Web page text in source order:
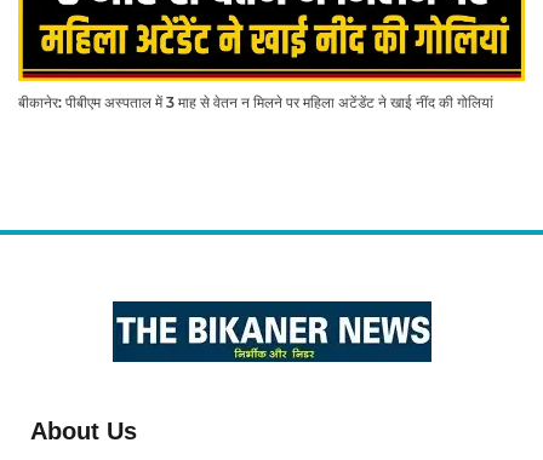
बीकानेर: पीबीएम अस्पताल में 3 माह से वेतन न मिलने पर महिला अटेंडेंट ने खाई नींद की गोलियां
About Us